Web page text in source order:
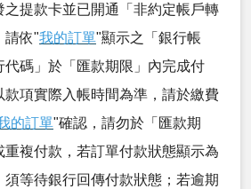
之提款卡並已開通「非約定帳戶轉
請依"我的訂單"顯示之「銀行帳
代碼」於「匯款期限」內完成付
款項實際入帳時間為準，請於繳費
的訂單"確認，請勿於「匯款期
重複付款，若訂單付款狀態顯示為
須等待銀行回傳付款狀態；若逾期